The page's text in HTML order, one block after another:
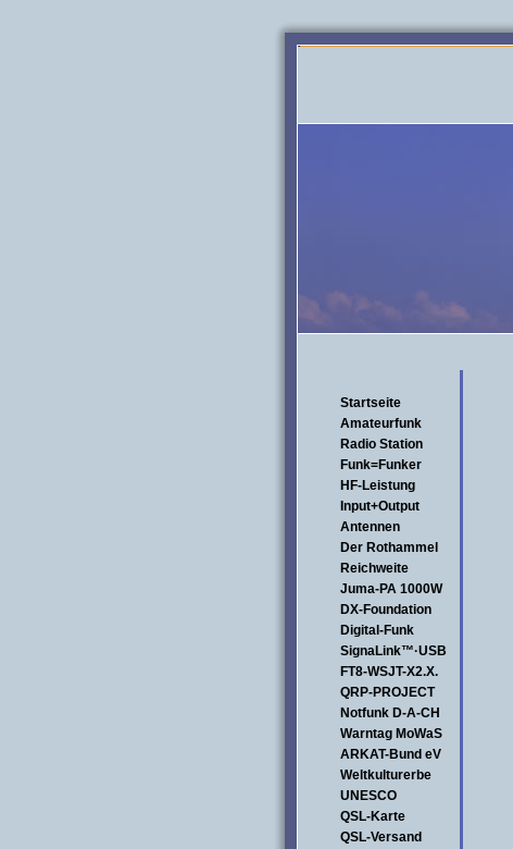
Startseite
Amateurfunk
Radio Station
Funk=Funker
HF-Leistung
Input+Output
Antennen
Der Rothammel
Reichweite
Juma-PA 1000W
DX-Foundation
Digital-Funk
SignaLink™·USB
FT8-WSJT-X2.X.
QRP-PROJECT
Notfunk D-A-CH
Warntag MoWaS
ARKAT-Bund eV
Weltkulturerbe
UNESCO
QSL-Karte
QSL-Versand